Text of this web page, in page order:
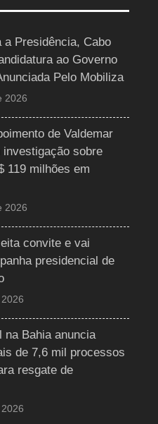
a Presidência, Cabo
ao Governo
Pelo Mobiliza
2026
de Valdemar
investigação sobre
119 milhões em
2026
convite e vai
presidencial de
na Bahia anuncia
de 7,6 mil processos
resgate de